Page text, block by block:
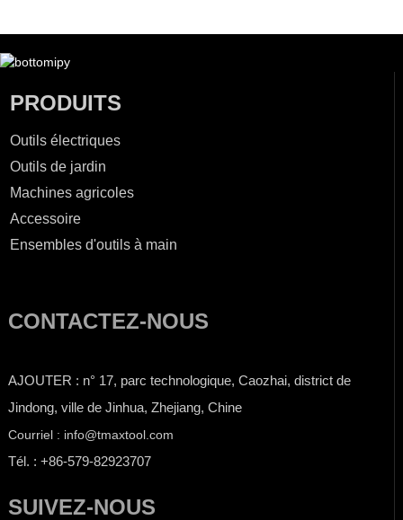
PRODUITS
Outils électriques
Outils de jardin
Machines agricoles
Accessoire
Ensembles d'outils à main
CONTACTEZ-NOUS
AJOUTER : n° 17, parc technologique, Caozhai, district de
Jindong, ville de Jinhua, Zhejiang, Chine
Courriel : info@tmaxtool.com
Tél. : +86-579-82923707
SUIVEZ-NOUS